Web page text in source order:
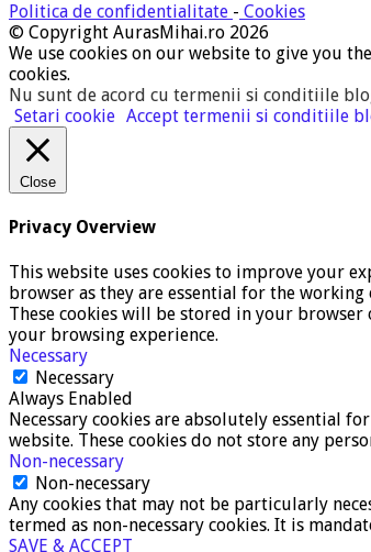
Politica de confidentialitate - Cookies
© Copyright AurasMihai.ro 2026
We use cookies on our website to give you
cookies.
Nu sunt de acord cu termenii si conditiile
Setari cookie Accept termenii si conditiile
Close
Privacy Overview
This website uses cookies to improve your
browser as they are essential for the
These cookies will be stored in your
your browsing experience.
Necessary
Necessary
Always Enabled
Necessary cookies are absolutely essential
website. These cookies do not store any
Non-necessary
Non-necessary
Any cookies that may not be particularly
termed as non-necessary cookies. It is
SAVE & ACCEPT